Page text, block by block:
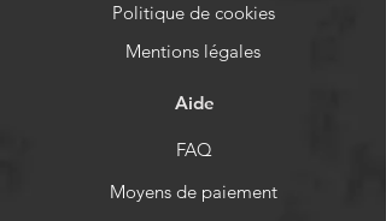
Politique de cookies
Mentions légales
Aide
FAQ
Moyens de paiement